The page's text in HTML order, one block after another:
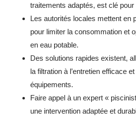
traitements adaptés, est clé pour
Les autorités locales mettent en
pour limiter la consommation et
en eau potable.
Des solutions rapides existent,
la filtration à l’entretien efficace
équipements.
Faire appel à un expert «
une intervention adaptée et